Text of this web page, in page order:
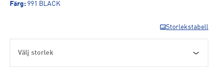
Färg: 991 BLACK
Storlekstabell
Välj storlek